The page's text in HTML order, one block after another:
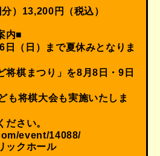
）13,200円（税込）
内■
（日）まで夏休みとなりま
将棋まつり」を8月8日・9日
も将棋大会も実施いたしま
ださい。
event/14088/
ックホール